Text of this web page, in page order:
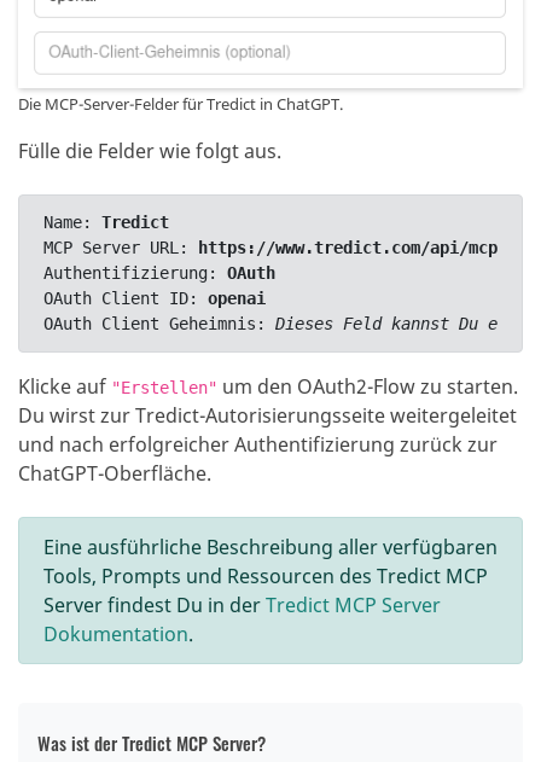
Die MCP-Server-Felder für Tredict in ChatGPT.
Fülle die Felder wie folgt aus.
Name: Tredict
MCP Server URL :
https://www.tredict.com/api/mcp/v2
Authentifizierung: OAuth
OAuth Client ID: openai
OAuth Client Geheimnis : Dieses Feld kannst Du
Klicke auf "Erstellen" um den OAuth2-Flow zu starten.
Du wirst zur Tredict-Autorisierungsseite weitergeleitet
und nach erfolgreicher Authentifizierung zurück zur
ChatGPT-Oberfläche.
Eine ausführliche Beschreibung aller verfügbaren
Tools, Prompts und Ressourcen des Tredict MCP
Server findest Du in derTredict MCP Server
Dokumentation.
Was ist der Tredict MCP Server?